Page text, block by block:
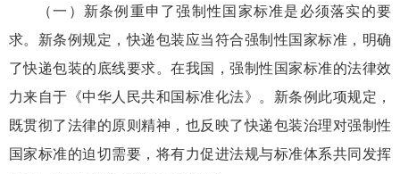
（一）新条例重申了强制性国家标准是必须落实的要
求。新条例规定，快递包装应当符合强制性国家标准，明确
了快递包装的底线要求。在我国，强制性国家标准的法律效
力来自于《中华人民共和国标准化法》。新条例此项规定，
既贯彻了法律的原则精神，也反映了快递包装治理对强制性
国家标准的迫切需要，将有力促进法规与标准体系共同发挥